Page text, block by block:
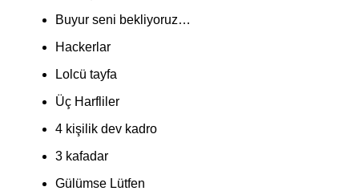
Buyur seni bekliyoruz…
Hackerlar
Lolcü tayfa
Üç Harfliler
4 kişilik dev kadro
3 kafadar
Gülümse Lütfen